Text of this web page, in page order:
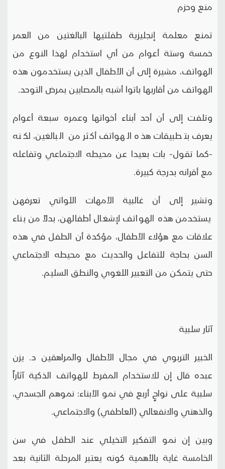
منع وحزم
تمنع معلمة إنجليزية طفلتيها البالغتين من العمر
خمسة وستة أعوام من أي استخدام لهذا النوع من
الهواتف، مشيرة إلى أن الأطفال الذين يستخدمون هذه
الهواتف من أقاربها باتوا أشبه بالمصابين بمرض التوحد.
وتلفت إلى أن أحد أبناء أخواتها وعمره سبعة أعوام
يعرف بتطبيقات هذه الهواتف أكثر من البالغين، لكنه
-كما تقول- بات بعيدا عن محيطه الاجتماعي وتفاعله
مع أقرانه بدرجة كبيرة.
وتشير إلى أن غالبية الأمهات اللواتي تعرفهن
يستخدمن هذه الهواتف لإشغال أطفالهن، بدلاً من بناء
علاقات مع هؤلاء الأطفال، مؤكدة أن الطفل في هذه
السن بحاجة للتفاعل والحديث مع محيطه الاجتماعي
حتى يتمكن من التعبير اللغوي والنطق السليم.
آثار سلبية
الخبير التربوي في مجال الأطفال والمراهقين د. يزن
عبده قال إن للاستخدام المفرط للهواتف الذكية آثاراً
سلبية على نواحٍ أربع في نمو الأبناء: نموهم الجسدي،
والذهني والانفعالي (العاطفي) والاجتماعي.
وبين إن نمو التفكير التخيلي عند الطفل في سن
الخامسة غاية بالأهمية كونه يعتبر المرحلة الثانية بعد